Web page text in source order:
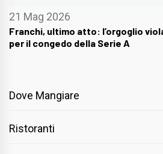
21 Mag 2026
Franchi, ultimo atto: l’orgoglio
per il congedo della Serie A
Dove Mangiare
Ristoranti